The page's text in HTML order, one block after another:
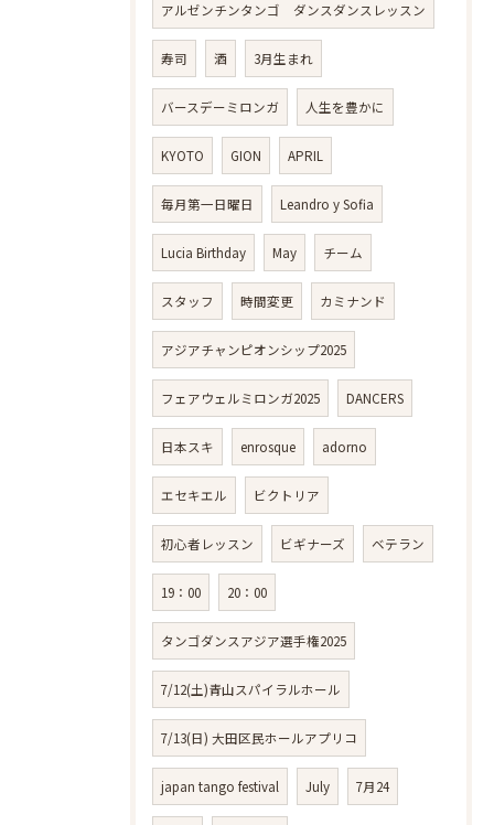
アルゼンチンタンゴ ダンスダンスレッスン
寿司 酒 3月生まれ
バースデーミロンガ 人生を豊かに
KYOTO GION APRIL
毎月第一日曜日 Leandro y Sofia
Lucia Birthday May チーム
スタッフ 時間変更 カミナンド
アジアチャンピオンシップ2025
フェアウェルミロンガ2025 DANCERS
日本スキ enrosque adorno
エセキエル ビクトリア
初心者レッスン ビギナーズ ベテラン
19：00 20：00
タンゴダンスアジア選手権2025
7/12(土)青山スパイラルホール
7/13(日) 大田区民ホールアプリコ
japan tango festival July 7月24